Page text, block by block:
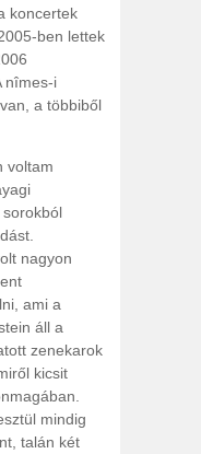
koncertek
ben lettek
nîmes-i
a többiből
voltam
nagyon
ami a
áll a
zenekarok
kicsit
mindig
talán két